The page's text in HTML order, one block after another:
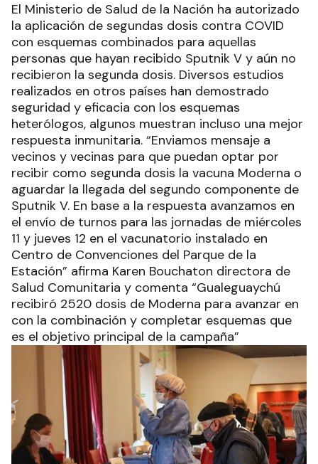
El Ministerio de Salud de la Nación ha autorizado
la aplicación de segundas dosis contra COVID
con esquemas combinados para aquellas
personas que hayan recibido Sputnik V y aún no
recibieron la segunda dosis. Diversos estudios
realizados en otros países han demostrado
seguridad y eficacia con los esquemas
heterólogos, algunos muestran incluso una mejor
respuesta inmunitaria. “Enviamos mensaje a
vecinos y vecinas para que puedan optar por
recibir como segunda dosis la vacuna Moderna o
aguardar la llegada del segundo componente de
Sputnik V. En base a la respuesta avanzamos en
el envío de turnos para las jornadas de miércoles
11 y jueves 12 en el vacunatorio instalado en
Centro de Convenciones del Parque de la
Estación” afirma Karen Bouchaton directora de
Salud Comunitaria y comenta “Gualeguaychú
recibiró 2520 dosis de Moderna para avanzar en
con la combinación y completar esquemas que
es el objetivo principal de la campaña”